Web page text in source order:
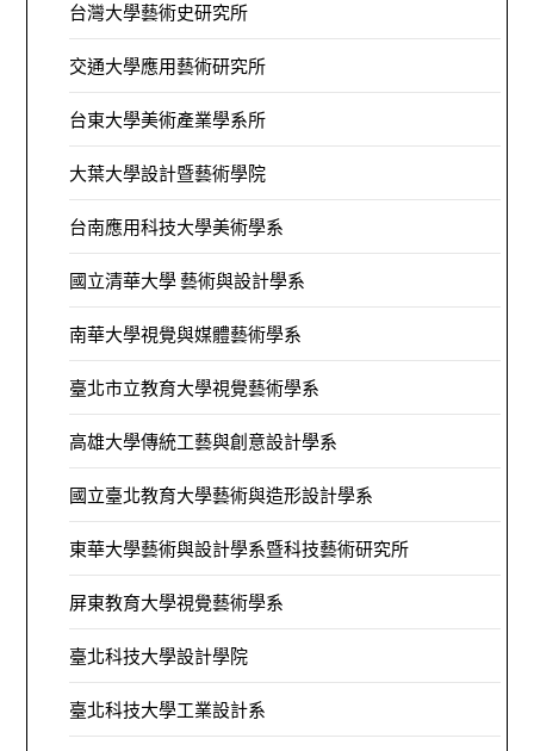
台灣大學藝術史研究所
交通大學應用藝術研究所
台東大學美術產業學系所
大葉大學設計暨藝術學院
台南應用科技大學美術學系
國立清華大學 藝術與設計學系
南華大學視覺與媒體藝術學系
臺北市立教育大學視覺藝術學系
高雄大學傳統工藝與創意設計學系
國立臺北教育大學藝術與造形設計學系
東華大學藝術與設計學系暨科技藝術研究所
屏東教育大學視覺藝術學系
臺北科技大學設計學院
臺北科技大學工業設計系